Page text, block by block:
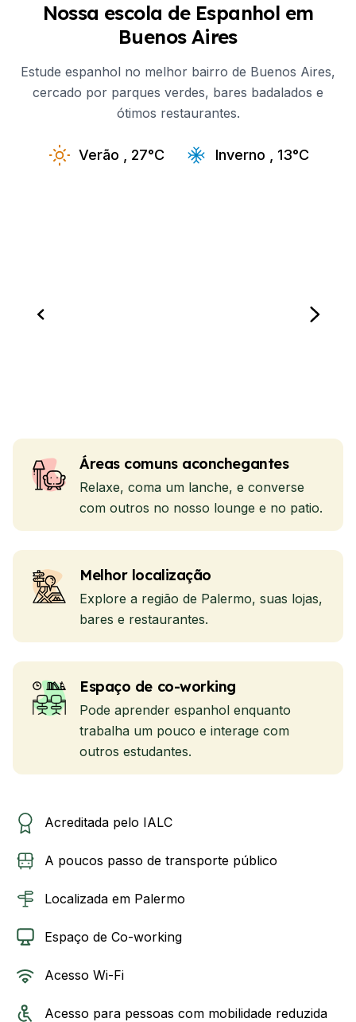
Nossa escola de Espanhol em
Buenos Aires
Estude espanhol no melhor bairro de Buenos Aires,
cercado por parques verdes, bares badalados e
ótimos restaurantes.
Verão , 27°C Inverno , 13°C
Áreas comuns aconchegantes
Relaxe, coma um lanche, e converse
com outros no nosso lounge e no patio.
Melhor localização
Explore a região de Palermo, suas lojas,
bares e restaurantes.
Espaço de co-working
Pode aprender espanhol enquanto
trabalha um pouco e interage com
outros estudantes.
Acreditada pelo IALC
A poucos passo de transporte público
Localizada em Palermo
Espaço de Co-working
Acesso Wi-Fi
Acesso para pessoas com mobilidade reduzida